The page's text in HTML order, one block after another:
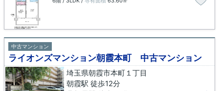
中古マンション
ライオンズマンション朝霞本町 中古マンション
埼玉県朝霞市本町１丁目
朝霞駅 徒歩12分